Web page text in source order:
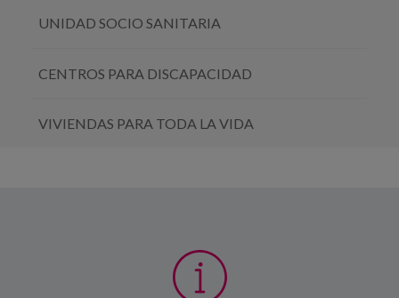
UNIDAD SOCIO SANITARIA
CENTROS PARA DISCAPACIDAD
VIVIENDAS PARA TODA LA VIDA